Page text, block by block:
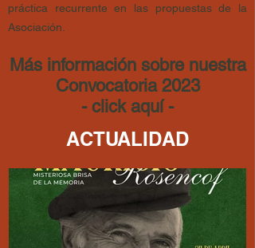
práctica recurrente en las propuestas de la
Asociación.
Más información sobre nuestra
Convocatoria 2023
- click aquí -
ACTUALIDAD